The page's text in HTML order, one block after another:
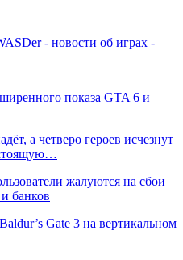
- новости об играх -
показа GTA 6 и
а четверо героев исчезнут
жалуются на сбои
банков
Gate 3 на вертикальном